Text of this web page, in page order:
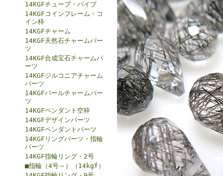
14KGFチューブ・パイプ
14KGFコインフレーム・コ
イン枠
14KGFチャーム
14KGF天然石チャームパー
ツ
14KGF合成宝石チャームパ
ーツ
14KGFジルコニアチャーム
パーツ
14KGFパールチャームパー
ツ
14KGFペンダント空枠
14KGFデザインパーツ
14KGFペンダントパーツ
14KGFリングパーツ・指輪
パーツ
14KGF指輪リング・2号
■指輪（4号～）（14kgf）